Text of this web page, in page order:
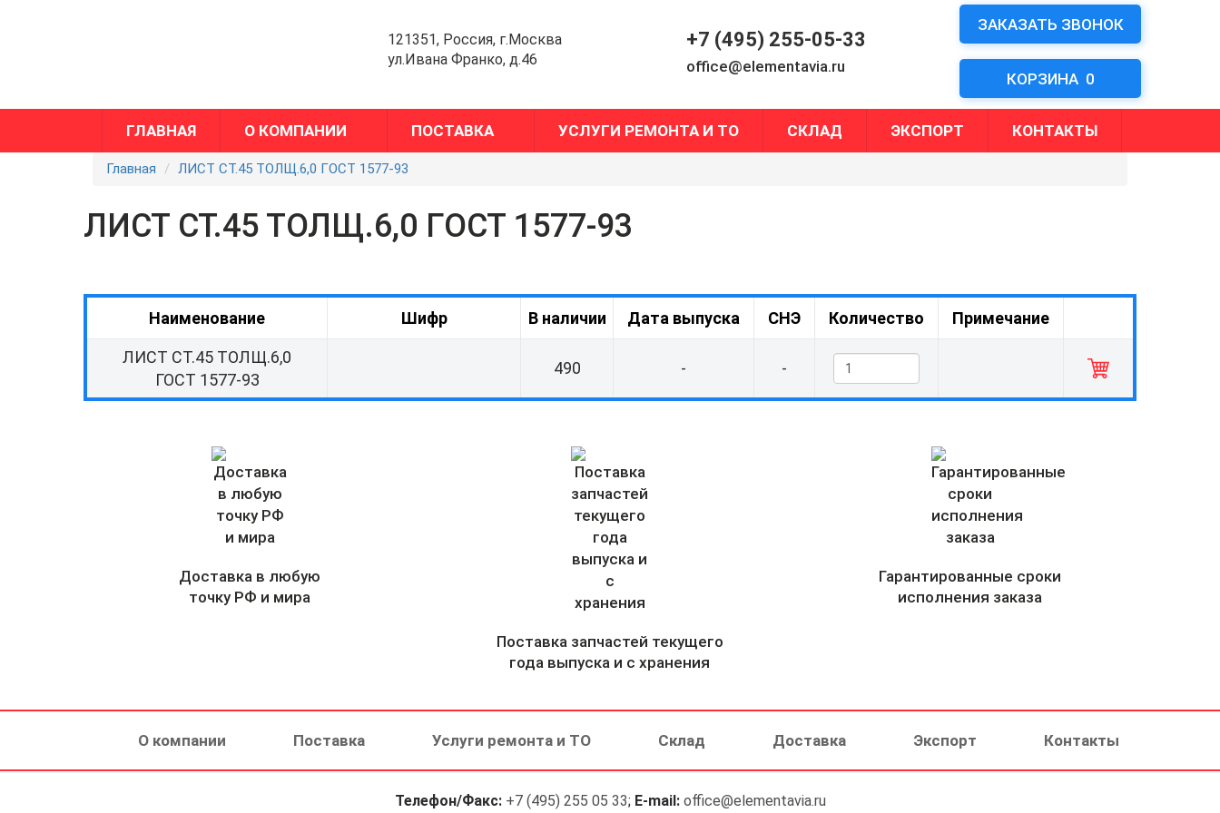
121351, Россия, г.Москва
ул.Ивана Франко, д.46
+7 (495) 255-05-33
office@elementavia.ru
ЗАКАЗАТЬ ЗВОНОК
КОРЗИНА 0
ГЛАВНАЯ О КОМПАНИИ ПОСТАВКА УСЛУГИ РЕМОНТА И ТО СКЛАД ЭКСПОРТ КОНТАКТЫ
Главная ЛИСТ СТ.45 ТОЛЩ.6,0 ГОСТ 1577-93
ЛИСТ СТ.45 ТОЛЩ.6,0 ГОСТ 1577-93
Наименование Шифр В наличии Дата выпуска СНЭ Количество Примечание
ЛИСТ СТ.45 ТОЛЩ.6,0
ГОСТ 1577-93
490 - -
Доставка в любую
точку РФ и мира
Поставка запчастей текущего
года выпуска и с хранения
Гарантированные сроки
исполнения заказа
О компании Поставка Услуги ремонта и ТО Склад Доставка Экспорт Контакты
Телефон/Факс: +7 (495) 255 05 33; E-mail: office@elementavia.ru